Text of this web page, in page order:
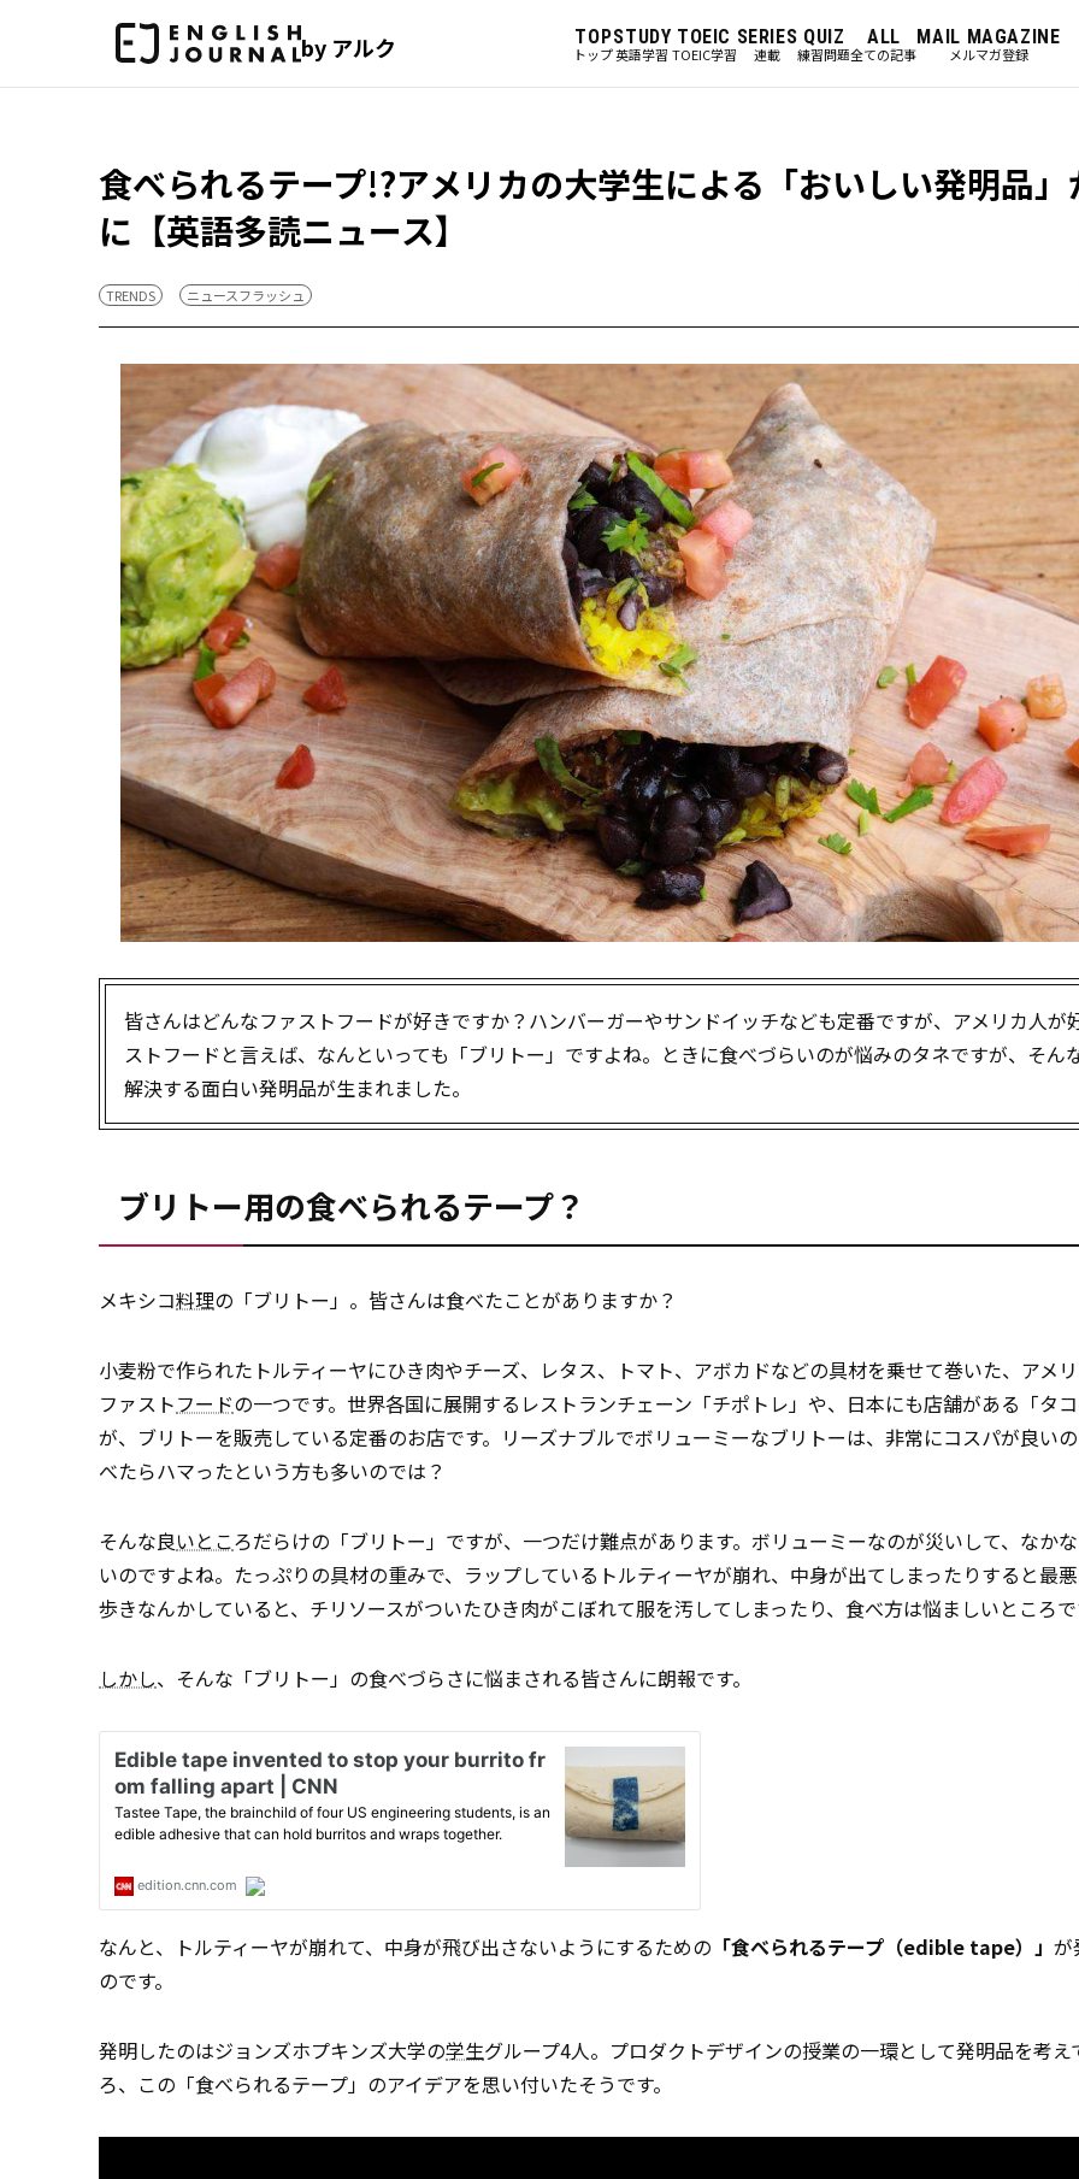
by アルク TOP
トップ
STUDY
英語学習
TOEIC
TOEIC学習
SERIES
連載
QUIZ
練習問題
ALL
全ての記事
MAIL MAGAZINE
メルマガ登録
食べられるテープ!?アメリカの大学生による「おいしい発明品」
に【英語多読ニュース】
TRENDS ニュースフラッシュ
皆さんはどんなファストフードが好きですか？ハンバーガーやサンドイッチなども定番ですが、アメリカ人が
ストフードと言えば、なんといっても「ブリトー」ですよね。ときに食べづらいのが悩みのタネですが、そん
解決する面白い発明品が生まれました。
ブリトー用の食べられるテープ？
メキシコ料理の「ブリトー」。皆さんは食べたことがありますか？
小麦粉で作られたトルティーヤにひき肉やチーズ、レタス、トマト、アボカドなどの具材を乗せて巻いた、アメ
ファストフードの一つです。世界各国に展開するレストランチェーン「チポトレ」や、日本にも店舗がある「タ
が、ブリトーを販売している定番のお店です。リーズナブルでボリューミーなブリトーは、非常にコスパが良い
べたらハマったという方も多いのでは？
そんな良いところだらけの「ブリトー」ですが、一つだけ難点があります。ボリューミーなのが災いして、なか
いのですよね。たっぷりの具材の重みで、ラップしているトルティーヤが崩れ、中身が出てしまったりすると最
歩きなんかしていると、チリソースがついたひき肉がこぼれて服を汚してしまったり、食べ方は悩ましいところで
しかし、そんな「ブリトー」の食べづらさに悩まされる皆さんに朗報です。
なんと、トルティーヤが崩れて、中身が飛び出さないようにするための 「食べられるテープ（edible tape）」 が
のです。
発明したのはジョンズホプキンズ大学の学生グループ4人。プロダクトデザインの授業の一環として発明品を考え
ろ、この「食べられるテープ」のアイデアを思い付いたそうです。